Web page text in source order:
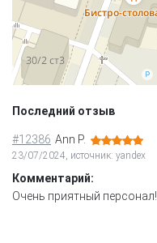
Последний отзыв
#12386 Ann P.
23/07/2024, источник: yandex
Комментарий:
Очень приятный персонал!